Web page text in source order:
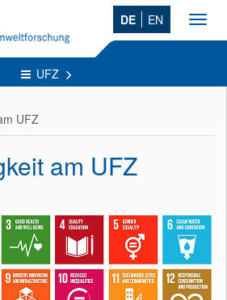
DE EN
UFZ
UFZ
am UFZ